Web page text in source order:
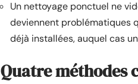
Un nettoyage ponctuel ne
deviennent problématiques
déjà installées, auquel cas
Quatre méthodes